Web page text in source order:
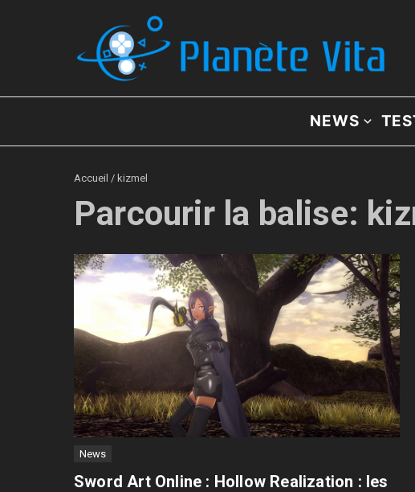
NEWS
Accueil / kizmel
Parcourir la balise:
News
Sword Art Online : Hollow Realization : les